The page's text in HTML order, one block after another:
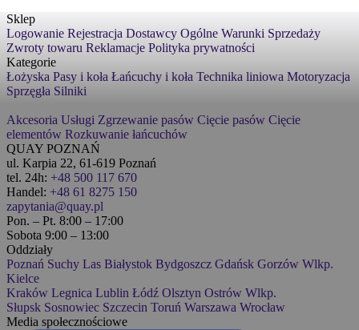
Sklep
Logowanie Rejestracja Dostawcy Ogólne Warunki Sprzedaży
Zwroty towaru Reklamacje Polityka prywatności
Kategorie
Łożyska Pasy i koła Łańcuchy i koła Technika liniowa Motoryzacja
Sprzęgła Silniki
Akcesoria Usługi Zgrzewanie pasów Cięcie pasów Cięcie
elementów Rozkuwanie łańcuchów
QUAY POZNAŃ
ul. Karpia 22, 61-619 Poznań
tel. 24h: +48 500 117 670
Handel: +48 61 8275 150
zapytania@quay.pl
Pon. – Pt. 8:00 – 17:00
Sobota 9:00 – 13:00
Oddziały
Poznań Suchy Las Białystok Bydgoszcz Gdańsk Gorzów Wlkp.
Kielce
Kraków Legnica Lublin Łódź Olsztyn Ostrów Wlkp.
Słupsk Sosnowiec Szczecin Toruń Warszawa Wrocław
Media społecznościowe